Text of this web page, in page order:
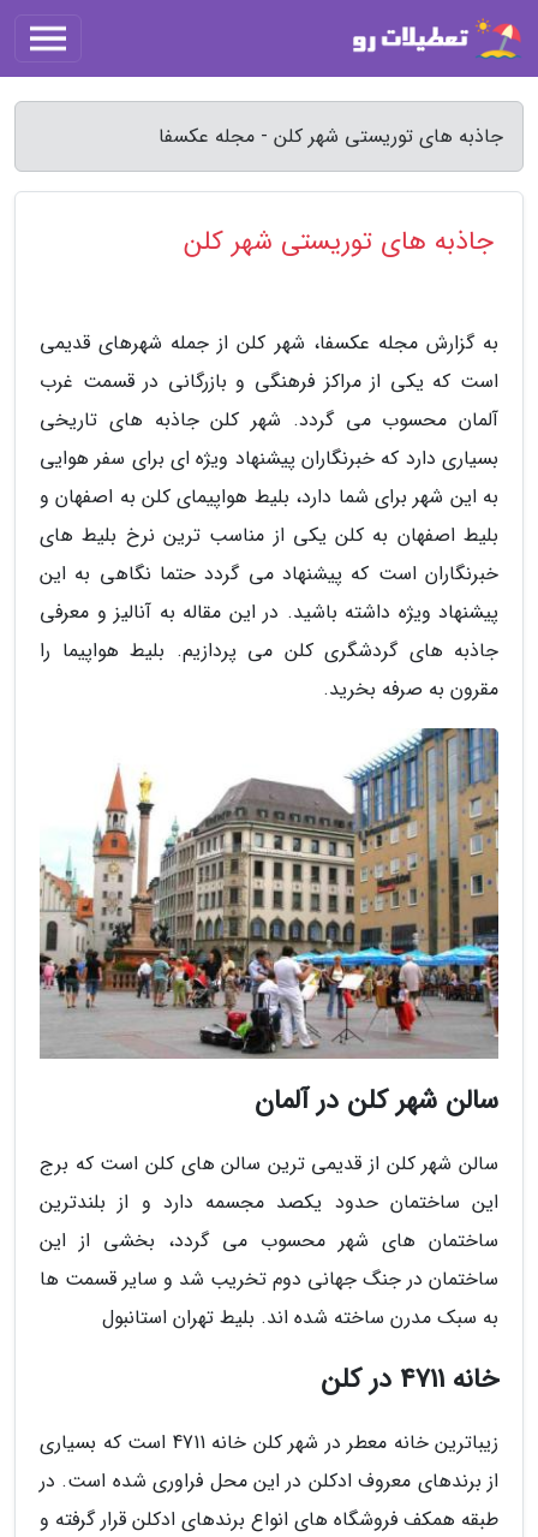
جاذبه های توریستی شهر کلن - مجله عکسفا
جاذبه های توریستی شهر کلن
به گزارش مجله عکسفا، شهر کلن از جمله شهرهای قدیمی
است که یکی از مراکز فرهنگی و بازرگانی در قسمت غرب
آلمان محسوب می گردد. شهر کلن جاذبه های تاریخی
بسیاری دارد که خبرنگاران پیشنهاد ویژه ای برای سفر هوایی
به این شهر برای شما دارد، بلیط هواپیمای کلن به اصفهان و
بلیط اصفهان به کلن یکی از مناسب ترین نرخ بلیط های
خبرنگاران است که پیشنهاد می گردد حتما نگاهی به این
پیشنهاد ویژه داشته باشید. در این مقاله به آنالیز و معرفی
جاذبه های گردشگری کلن می پردازیم. بلیط هواپیما را
مقرون به صرفه بخرید.
سالن شهر کلن در آلمان
سالن شهر کلن از قدیمی ترین سالن های کلن است که برج
این ساختمان حدود یکصد مجسمه دارد و از بلندترین
ساختمان های شهر محسوب می گردد، بخشی از این
ساختمان در جنگ جهانی دوم تخریب شد و سایر قسمت ها
به سبک مدرن ساخته شده اند. بلیط تهران استانبول
خانه 4711 در کلن
زیباترین خانه معطر در شهر کلن خانه 4711 است که بسیاری
از برندهای معروف ادکلن در این محل فراوری شده است. در
طبقه همکف فروشگاه های انواع برندهای ادکلن قرار گرفته و